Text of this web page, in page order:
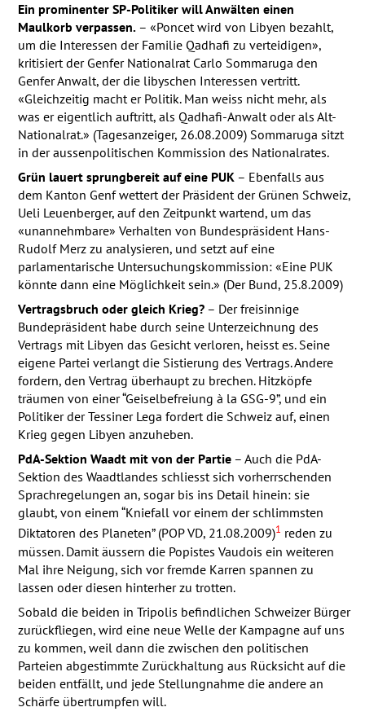
Ein prominenter SP-Politiker will Anwälten einen
Maulkorb verpassen.– «Poncet wird von Libyen bezahlt,
um die Interessen der Familie Qadhafi zu verteidigen»,
kritisiert der Genfer Nationalrat Carlo Sommaruga den
Genfer Anwalt, der die libyschen Interessen vertritt.
«Gleichzeitig macht er Politik. Man weiss nicht mehr, als
was er eigentlich auftritt, als Qadhafi-Anwalt oder als Alt-
Nationalrat.» (Tagesanzeiger, 26.08.2009) Sommaruga sitzt
in der aussenpolitischen Kommission des Nationalrates.
Grün lauert sprungbereit auf eine PUK– Ebenfalls aus
dem Kanton Genf wettert der Präsident der Grünen Schweiz,
Ueli Leuenberger, auf den Zeitpunkt wartend, um das
«unannehmbare» Verhalten von Bundespräsident Hans-
Rudolf Merz zu analysieren, und setzt auf eine
parlamentarische Untersuchungskommission: «Eine PUK
könnte dann eine Möglichkeit sein.» (Der Bund, 25.8.2009)
Vertragsbruch oder gleich Krieg?– Der freisinnige
Bundepräsident habe durch seine Unterzeichnung des
Vertrags mit Libyen das Gesicht verloren, heisst es. Seine
eigene Partei verlangt die Sistierung des Vertrags. Andere
fordern, den Vertrag überhaupt zu brechen. Hitzköpfe
träumen von einer “Geiselbefreiung à la GSG-9”, und ein
Politiker der Tessiner Lega fordert die Schweiz auf, einen
Krieg gegen Libyen anzuheben.
PdA-Sektion Waadt mit von der Partie– Auch die PdA-
Sektion des Waadtlandes schliesst sich vorherrschenden
Sprachregelungen an, sogar bis ins Detail hinein: sie
glaubt, von einem “Kniefall vor einem der schlimmsten
Diktatoren des Planeten” (POPVD, 21.08.2009)1 reden zu
müssen. Damit äussern die Popistes Vaudois ein weiteren
Mal ihre Neigung, sich vor fremde Karren spannen zu
lassen oder diesen hinterher zu trotten.
Sobald die beiden in Tripolis befindlichen Schweizer Bürger
zurückfliegen, wird eine neue Welle der Kampagne auf uns
zu kommen, weil dann die zwischen den politischen
Parteien abgestimmte Zurückhaltung aus Rücksicht auf die
beiden entfällt, und jede Stellungnahme die andere an
Schärfe übertrumpfen will.